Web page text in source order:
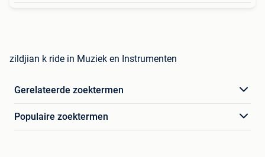
zildjian k ride in Muziek en Instrumenten
Gerelateerde zoektermen
Populaire zoektermen